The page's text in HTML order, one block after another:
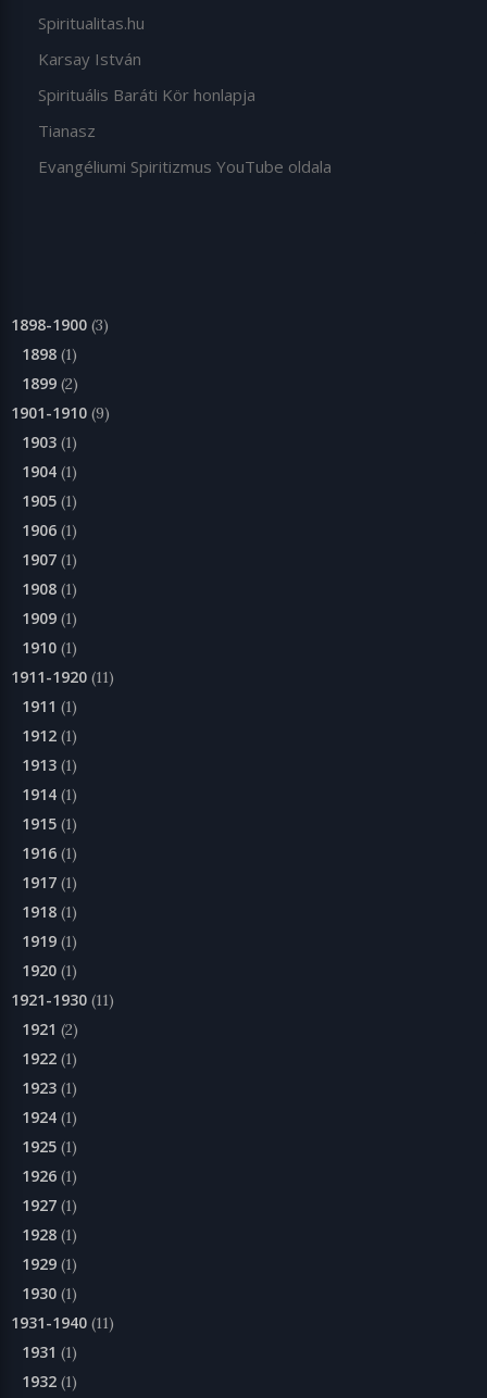
Spiritualitas.hu
Karsay István
Spirituális Baráti Kör honlapja
Tianasz
Evangéliumi Spiritizmus YouTube oldala
1898-1900 (3)
1898 (1)
1899 (2)
1901-1910 (9)
1903 (1)
1904 (1)
1905 (1)
1906 (1)
1907 (1)
1908 (1)
1909 (1)
1910 (1)
1911-1920 (11)
1911 (1)
1912 (1)
1913 (1)
1914 (1)
1915 (1)
1916 (1)
1917 (1)
1918 (1)
1919 (1)
1920 (1)
1921-1930 (11)
1921 (2)
1922 (1)
1923 (1)
1924 (1)
1925 (1)
1926 (1)
1927 (1)
1928 (1)
1929 (1)
1930 (1)
1931-1940 (11)
1931 (1)
1932 (1)